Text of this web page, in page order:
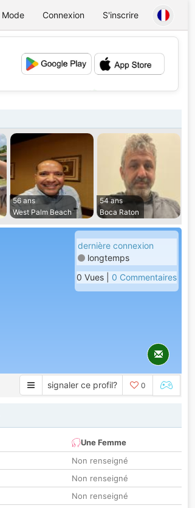
Mode Connexion S'inscrire
56 ans
West Palm Beach
54 ans
Boca Raton
dernière connexion
longtemps
0 Vues | 0 Commentaires
signaler ce profil? 0
Une Femme
Non renseigné
Non renseigné
Non renseigné